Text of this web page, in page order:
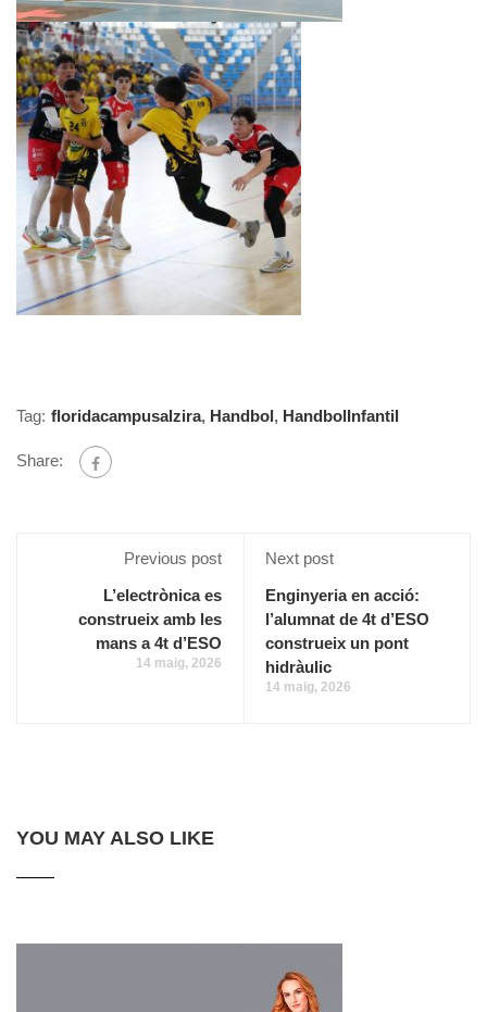
Tag: floridacampusalzira, Handbol, HandbolInfantil
Share:
Previous post
L’electrònica es
construeix amb les
mans a 4t d’ESO
14 maig, 2026
Next post
Enginyeria en acció:
l’alumnat de 4t d’ESO
construeix un pont
hidràulic
14 maig, 2026
YOU MAY ALSO LIKE